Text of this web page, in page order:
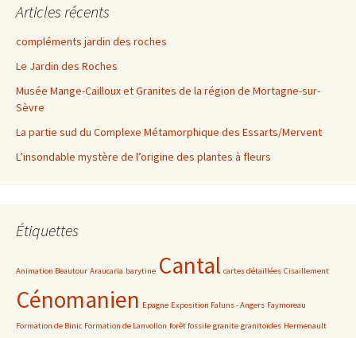
Articles récents
compléments jardin des roches
Le Jardin des Roches
Musée Mange-Cailloux et Granites de la région de Mortagne-sur-
Sèvre
La partie sud du Complexe Métamorphique des Essarts/Mervent
L’insondable mystère de l’origine des plantes à fleurs
Étiquettes
Animation Beautour Araucaria barytine Cantal cartes détaillées Cisaillement
Cénomanien Epagne Exposition Faluns - Angers Faymoreau
Formation de Binic Formation de Lanvollon forêt fossile granite granitoïdes Hermenault